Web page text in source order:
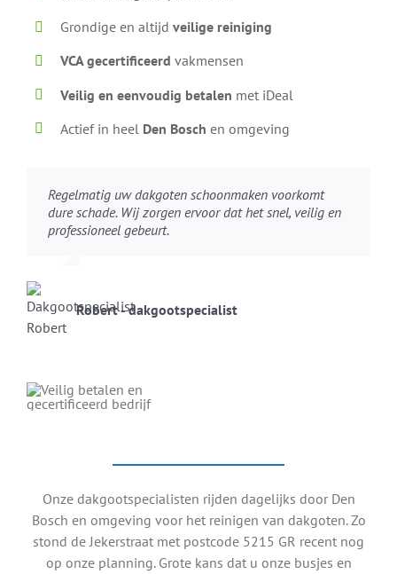
Grondige en altijdveilige reiniging
VCA gecertificeerdvakmensen
Veilig en eenvoudig betalen met iDeal
Actief in heel Den Bosch en omgeving
Regelmatig uw dakgoten schoonmaken voorkomt
dure schade. Wij zorgen ervoor dat het snel, veilig en
professioneel gebeurt.
Robert - dakgootspecialist
Onze dakgootspecialisten rijden dagelijks door Den
Bosch en omgeving voor het reinigen van dakgoten. Zo
stond de Jekerstraat met postcode 5215 GR recent nog
op onze planning. Grote kans dat u onze busjes en